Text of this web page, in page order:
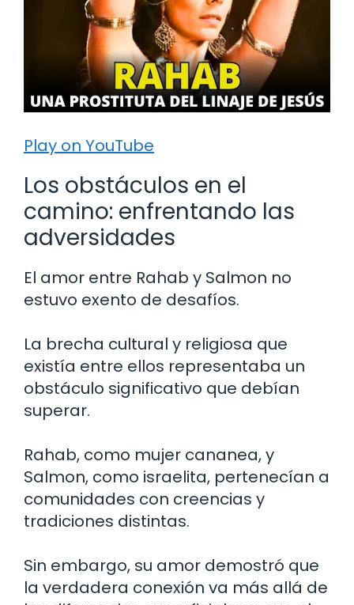
Play on YouTube
Los obstáculos en el
camino: enfrentando las
adversidades
El amor entre Rahab y Salmon no
estuvo exento de desafíos.
La brecha cultural y religiosa que
existía entre ellos representaba un
obstáculo significativo que debían
superar.
Rahab, como mujer cananea, y
Salmon, como israelita, pertenecían a
comunidades con creencias y
tradiciones distintas.
Sin embargo, su amor demostró que
la verdadera conexión va más allá de